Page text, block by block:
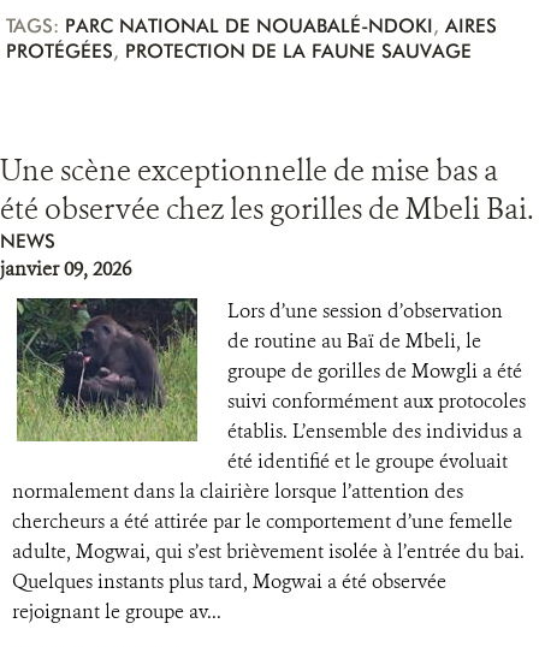
TAGS: PARC NATIONAL DE NOUABALÉ-NDOKI, AIRES
PROTÉGÉES, PROTECTION DE LA FAUNE SAUVAGE
Une scène exceptionnelle de mise bas a
été observée chez les gorilles de Mbeli Bai.
NEWS
janvier 09, 2026
Lors d’une session d’observation
de routine au Baï de Mbeli, le
groupe de gorilles de Mowgli a été
suivi conformément aux protocoles
établis. L’ensemble des individus a
été identifié et le groupe évoluait
normalement dans la clairière lorsque l’attention des
chercheurs a été attirée par le comportement d’une femelle
adulte, Mogwai, qui s’est brièvement isolée à l’entrée du bai.
Quelques instants plus tard, Mogwai a été observée
rejoignant le groupe av...